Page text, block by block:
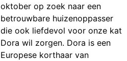
oktober op zoek naar een
betrouwbare huizenoppasser
die ook liefdevol voor onze kat
Dora wil zorgen. Dora is een
Europese korthaar van